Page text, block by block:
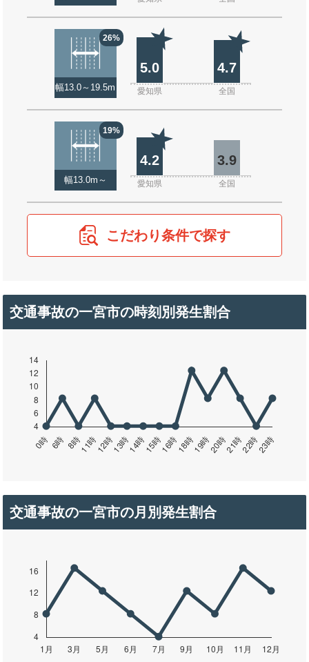
26%
幅13.0～19.5m
5.0 4.7
愛知県 全国
19%
幅13.0m～
4.2 3.9
愛知県 全国
こだわり条件で探す
交通事故の一宮市の時刻別発生割合
交通事故の一宮市の月別発生割合